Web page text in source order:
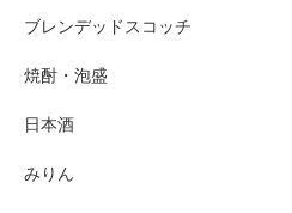
ブレンデッドスコッチ
焼酎・泡盛
日本酒
みりん